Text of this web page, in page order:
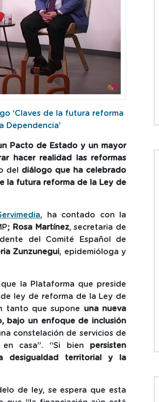
‘Claves de la futura reforma
Dependencia’
Pacto de Estado y un mayor
hacer realidad las reformas
del diálogo que ha celebrado
la futura reforma de la Ley de
, ha contado con la
Rosa Martínez, secretaria de
del Comité Español de
Zunzunegui, epidemióloga y
la Plataforma que preside
ley de reforma de la Ley de
tanto que supone una nueva
bajo un enfoque de inclusión
constelación de servicios de
casa”. “Si bien persisten
desigualdad territorial y la
de ley, se espera que esta